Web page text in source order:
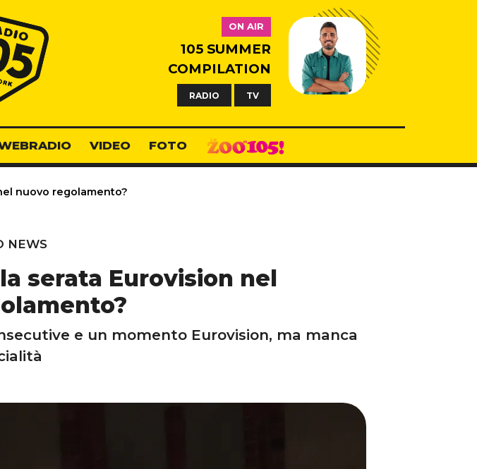
Radio 105
ON AIR
105 SUMMER
COMPILATION
RADIO TV
VIDEO FOTO
nuovo regolamento?
NEWS
serata Eurovision nel
e un momento Eurovision, ma manca